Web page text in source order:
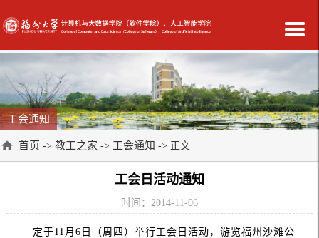
工会通知
首页 -> 教工之家 -> 工会通知 -> 正文
工会日活动通知
时间：2014-11-06
定于11月6日（周四）举行工会日活动，游览福州沙滩公